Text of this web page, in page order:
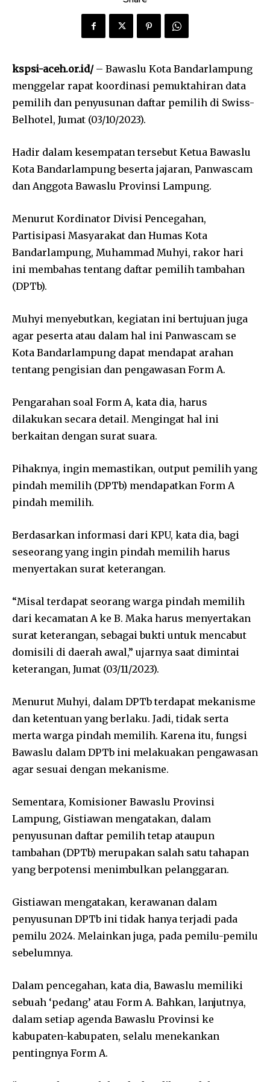
kspsi-aceh.or.id/– Bawaslu Kota Bandarlampung
menggelar rapat koordinasi pemuktahiran data
pemilih dan penyusunan daftar pemilih di Swiss-
Belhotel, Jumat (03/10/2023).
Hadir dalam kesempatan tersebut Ketua Bawaslu
Kota Bandarlampung beserta jajaran, Panwascam
dan Anggota Bawaslu Provinsi Lampung.
Menurut Kordinator Divisi Pencegahan,
Partisipasi Masyarakat dan Humas Kota
Bandarlampung, Muhammad Muhyi, rakor hari
ini membahas tentang daftar pemilih tambahan
(DPTb).
Muhyi menyebutkan, kegiatan ini bertujuan juga
agar peserta atau dalam hal ini Panwascam se
Kota Bandarlampung dapat mendapat arahan
tentang pengisian dan pengawasan Form A.
Pengarahan soal Form A, kata dia, harus
dilakukan secara detail. Mengingat hal ini
berkaitan dengan surat suara.
Pihaknya, ingin memastikan, output pemilih yang
pindah memilih (DPTb) mendapatkan Form A
pindah memilih.
Berdasarkan informasi dari KPU, kata dia, bagi
seseorang yang ingin pindah memilih harus
menyertakan surat keterangan.
“Misal terdapat seorang warga pindah memilih
dari kecamatan A ke B. Maka harus menyertakan
surat keterangan, sebagai bukti untuk mencabut
domisili di daerah awal,” ujarnya saat dimintai
keterangan, Jumat (03/11/2023).
Menurut Muhyi, dalam DPTb terdapat mekanisme
dan ketentuan yang berlaku. Jadi, tidak serta
merta warga pindah memilih. Karena itu, fungsi
Bawaslu dalam DPTb ini melakuakan pengawasan
agar sesuai dengan mekanisme.
Sementara, Komisioner Bawaslu Provinsi
Lampung, Gistiawan mengatakan, dalam
penyusunan daftar pemilih tetap ataupun
tambahan (DPTb) merupakan salah satu tahapan
yang berpotensi menimbulkan pelanggaran.
Gistiawan mengatakan, kerawanan dalam
penyusunan DPTb ini tidak hanya terjadi pada
pemilu 2024. Melainkan juga, pada pemilu-pemilu
sebelumnya.
Dalam pencegahan, kata dia, Bawaslu memiliki
sebuah ‘pedang’ atau Form A. Bahkan, lanjutnya,
dalam setiap agenda Bawaslu Provinsi ke
kabupaten-kabupaten, selalu menekankan
pentingnya Form A.